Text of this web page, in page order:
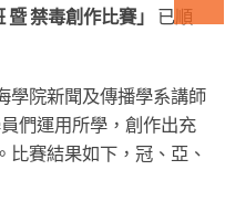
暨禁毒創作比賽」
已順
學院新聞及傳播學系講師
們運用所學，創作出充
賽結果如下，冠、亞、